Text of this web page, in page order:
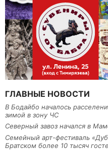
ГЛАВНЫЕ НОВОСТИ
В Бодайбо началось
зимой в зону ЧС
Северный завоз начался в
Семейный арт-фестиваль
Братском более 10 тысяч